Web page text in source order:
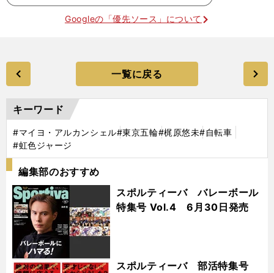
Googleの「優先ソース」について
一覧に戻る
キーワード
#マイヨ・アルカンシェル#東京五輪#梶原悠未#自転車
#虹色ジャージ
編集部のおすすめ
スポルティーバ バレーボール
特集号 Vol.4 6月30日発売
スポルティーバ 部活特集号